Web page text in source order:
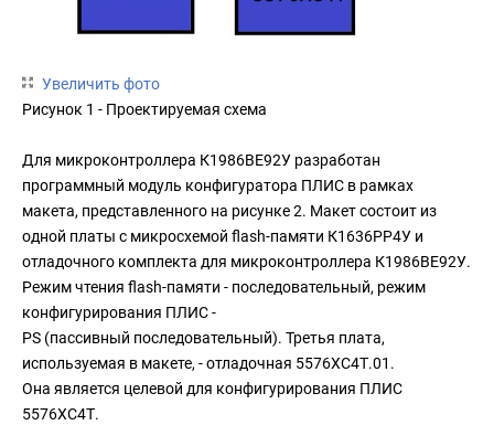
Увеличить фото
Рисунок 1 - Проектируемая схема
Для микроконтроллера К1986ВЕ92У разработан
программный модуль конфигуратора ПЛИС в рамках
макета, представленного на рисунке 2. Макет состоит из
одной платы с микросхемой flash-памяти К1636РР4У и
отладочного комплекта для микроконтроллера К1986ВЕ92У.
Режим чтения flash-памяти - последовательный, режим
конфигурирования ПЛИС -
PS (пассивный последовательный). Третья плата,
используемая в макете, - отладочная 5576ХС4Т.01.
Она является целевой для конфигурирования ПЛИС
5576ХС4Т.